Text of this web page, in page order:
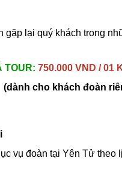
lại quý khách trong
TOUR: 750.000 VND / 01
(dành cho khách đoàn
vụ đoàn tại Yên Tử theo